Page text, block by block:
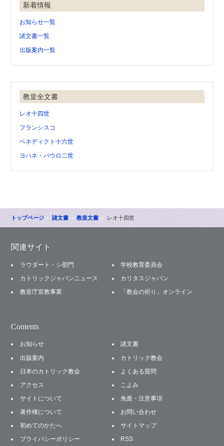
新着情報
お知らせ一覧
諸文書一覧
出版案内一覧
教皇全文書
レオ十四世
フランシスコ
ベネディクト十六世
ヨハネ・パウロ二世
トップページ 諸文書 教皇文書 レオ十四世
関連サイト
ラウダート・シ部門
学校教育委員会
カトリックジャパンニュース
カリタスジャパン
教皇庁宣教事業
「教会の祈り」オンライン
Contents
お知らせ
諸文書
出版案内
カトリック教会
日本のカトリック教会
よくある質問
アクセス
こよみ
サイトについて
免責・注意事項
著作権について
お問い合わせ
初めてのかたへ
サイトマップ
プライバシーポリシー
RSS